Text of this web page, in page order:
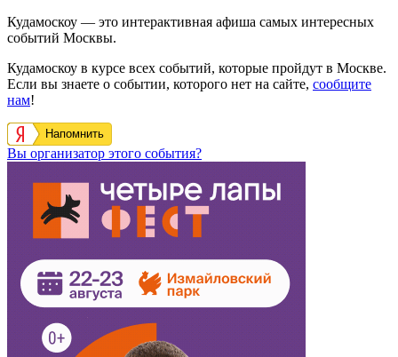
Кудамоскоу — это интерактивная афиша самых интересных
событий Москвы.
Кудамоскоу в курсе всех событий, которые пройдут в Москве.
Если вы знаете о событии, которого нет на сайте, сообщите
нам!
Напомнить
Вы организатор этого события?